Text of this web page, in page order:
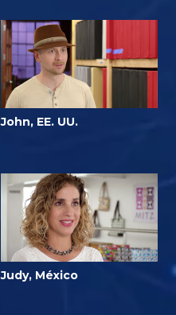
John, EE. UU.
Judy, México